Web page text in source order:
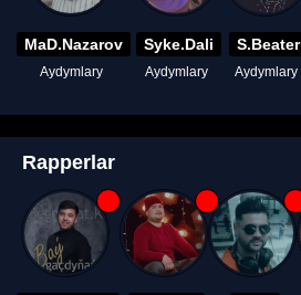
MaD.Nazarov
Aydymlary
Syke.Dali
Aydymlary
S.Beater
Aydymlary
Rapperlar